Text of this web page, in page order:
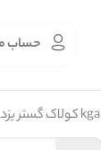
حساب